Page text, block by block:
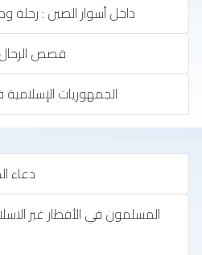
داخل أسوار الصين :
قصص
الجمهوريات
‏دعاء
المسلمون في الأقطار غير